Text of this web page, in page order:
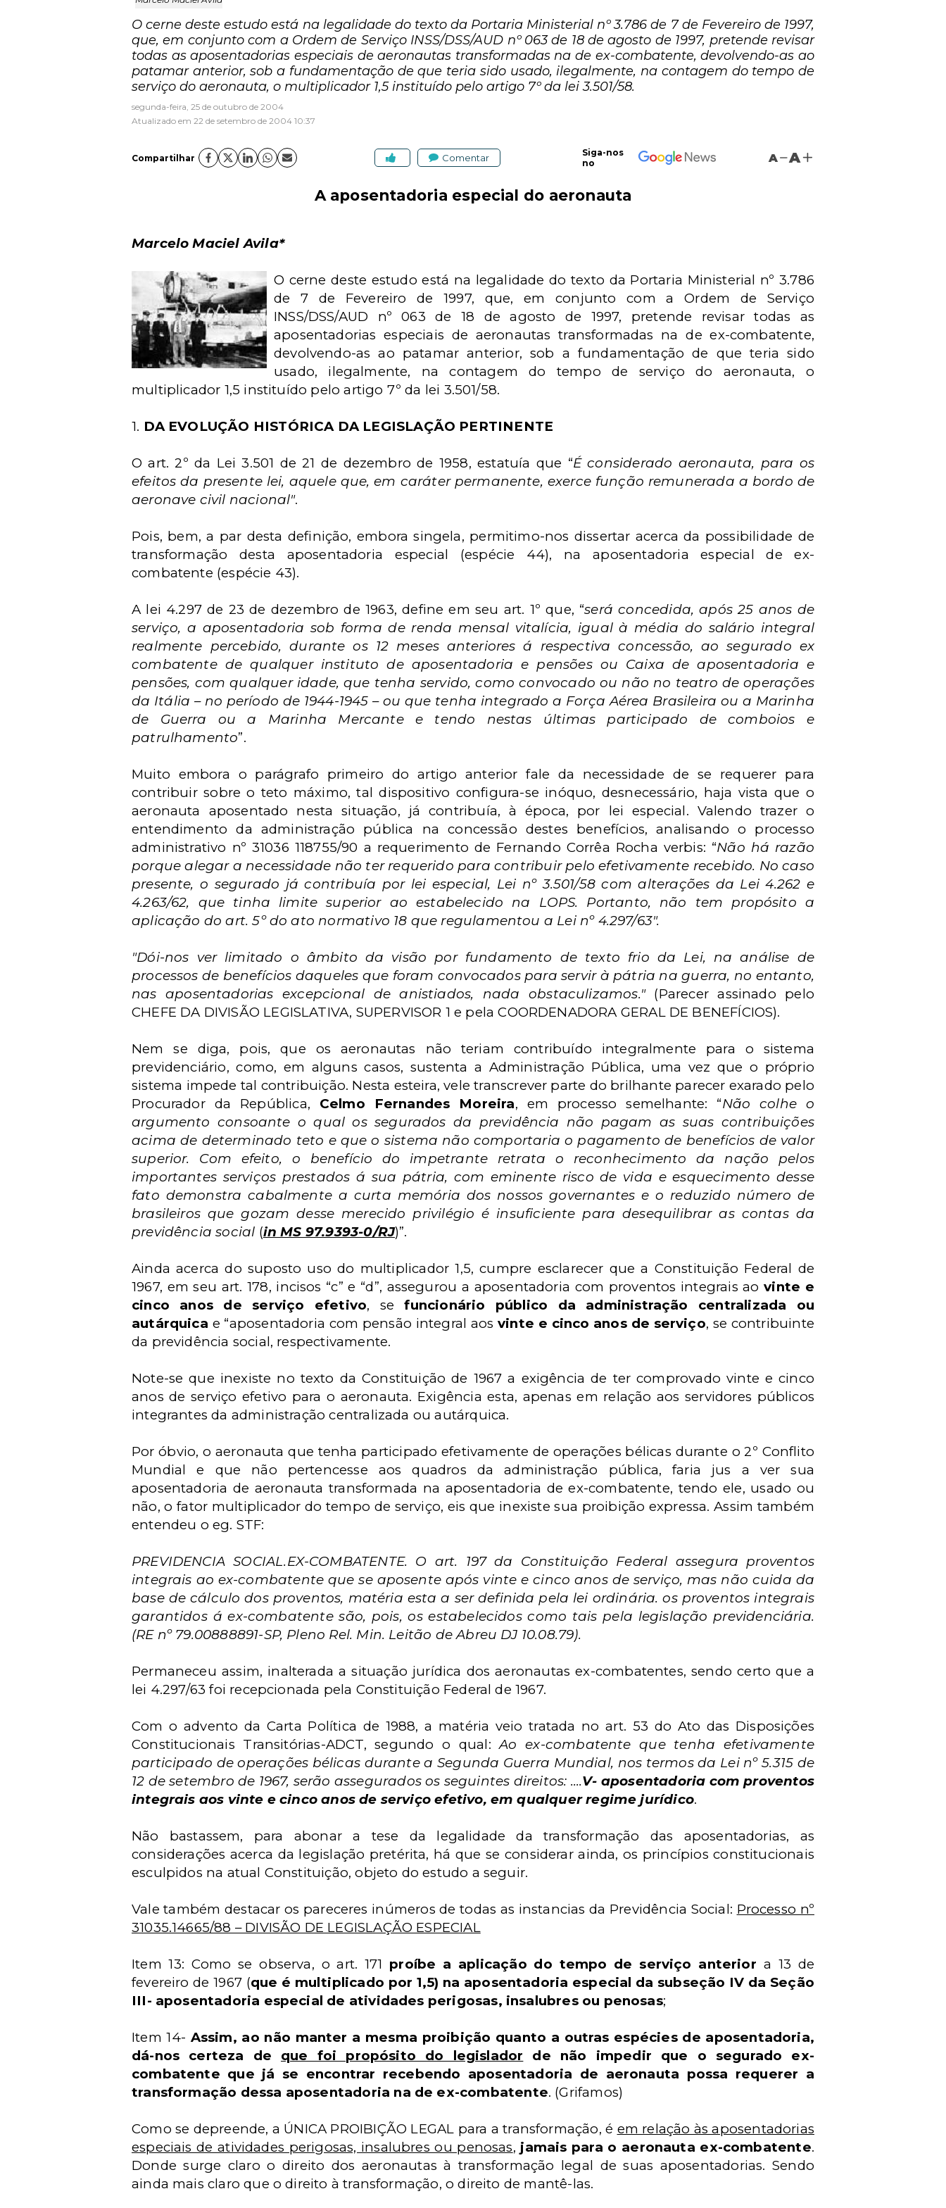
O cerne deste estudo está na legalidade do texto da Portaria Ministerial nº 3.786 de 7 de Fevereiro de 1997,
que, em conjunto com a Ordem de Serviço INSS/DSS/AUD nº 063 de 18 de agosto de 1997, pretende revisar
todas as aposentadorias especiais de aeronautas transformadas na de ex-combatente, devolvendo-as ao
patamar anterior, sob a fundamentação de que teria sido usado, ilegalmente, na contagem do tempo de
serviço do aeronauta, o multiplicador 1,5 instituído pelo artigo 7º da lei 3.501/58.
segunda-feira, 25 de outubro de 2004
Atualizado em 22 de setembro de 2004 10:37
Compartilhar Comentar
Siga-nos
no
A A
A aposentadoria especial do aeronauta
Marcelo Maciel Avila*
O cerne deste estudo está na legalidade do texto da Portaria Ministerial nº 3.786
de 7 de Fevereiro de 1997, que, em conjunto com a Ordem de Serviço
INSS/DSS/AUD nº 063 de 18 de agosto de 1997, pretende revisar todas as
aposentadorias especiais de aeronautas transformadas na de ex-combatente,
devolvendo-as ao patamar anterior, sob a fundamentação de que teria sido
usado, ilegalmente,
na contagem do tempo de serviço do aeronauta, o
multiplicador 1,5 instituído pelo artigo 7º da lei 3.501/58.
1. DA EVOLUÇÃO HISTÓRICA DA LEGISLAÇÃO PERTINENTE
O art. 2º da Lei 3.501 de 21 de dezembro de 1958, estatuía que “É considerado aeronauta, para os
efeitos da presente lei, aquele que, em caráter permanente, exerce função remunerada a bordo de
aeronave civil nacional".
Pois, bem, a par desta definição, embora singela, permitimo-nos dissertar acerca da possibilidade de
transformação desta aposentadoria especial (espécie 44), na aposentadoria especial de ex-
combatente (espécie 43).
A lei 4.297 de 23 de dezembro de 1963, define em seu art. 1º que, “será concedida, após 25 anos de
serviço, a aposentadoria sob forma de renda mensal vitalícia, igual à média do salário integral
realmente percebido, durante os 12 meses anteriores á respectiva concessão, ao segurado ex
combatente de qualquer instituto de aposentadoria e pensões ou Caixa de aposentadoria e
pensões, com qualquer idade, que tenha servido, como convocado ou não no teatro de operações
da Itália – no período de 1944-1945 – ou que tenha integrado a Força Aérea Brasileira ou a Marinha
de Guerra ou a Marinha Mercante e tendo nestas últimas participado de comboios e
patrulhamento”.
Muito embora o parágrafo primeiro do artigo anterior fale da necessidade de se requerer para
contribuir sobre o teto máximo, tal dispositivo configura-se inóquo, desnecessário, haja vista que o
aeronauta aposentado nesta situação, já contribuía, à época, por lei especial. Valendo trazer o
entendimento da administração pública na concessão destes benefícios, analisando o processo
administrativo nº 31036 118755/90 a requerimento de Fernando Corrêa Rocha verbis: “Não há razão
porque alegar a necessidade não ter requerido para contribuir pelo efetivamente recebido. No caso
presente, o segurado já contribuía por lei especial, Lei nº 3.501/58 com alterações da Lei 4.262 e
4.263/62, que tinha limite superior ao estabelecido na LOPS. Portanto, não tem propósito a
aplicação do art. 5º do ato normativo 18 que regulamentou a Lei nº 4.297/63".
"Dói-nos ver limitado o âmbito da visão por fundamento de texto frio da Lei, na análise de
processos de benefícios daqueles que foram convocados para servir à pátria na guerra, no entanto,
nas aposentadorias excepcional de anistiados, nada obstaculizamos."(Parecer assinado pelo
CHEFE DA DIVISÃO LEGISLATIVA, SUPERVISOR 1 e pela COORDENADORA GERAL DE BENEFÍCIOS).
Nem se diga, pois, que os aeronautas não teriam contribuído integralmente para o sistema
previdenciário, como, em alguns casos, sustenta a Administração Pública, uma vez que o próprio
sistema impede tal contribuição. Nesta esteira, vele transcrever parte do brilhante parecer exarado pelo
Procurador da República, Celmo Fernandes Moreira, em processo semelhante: “Não colhe o
argumento consoante o qual os segurados da previdência não pagam as suas contribuições
acima de determinado teto e que o sistema não comportaria o pagamento de benefícios de valor
superior. Com efeito, o benefício do impetrante retrata o reconhecimento da nação pelos
importantes serviços prestados á sua pátria, com eminente risco de vida e esquecimento desse
fato demonstra cabalmente a curta memória dos nossos governantes e o reduzido número de
brasileiros que gozam desse merecido privilégio é insuficiente para desequilibrar as contas da
previdência social (in MS 97.9393-0/RJ)”.
Ainda acerca do suposto uso do multiplicador 1,5, cumpre esclarecer que a Constituição Federal de
1967, em seu art. 178, incisos “c” e “d”, assegurou a aposentadoria com proventos integrais aovinte e
cinco anos de serviço efetivo, sefuncionário público da administração centralizada ou
autárquica e “aposentadoria com pensão integral aosvinte e cinco anos de serviço, se contribuinte
da previdência social, respectivamente.
Note-se que inexiste no texto da Constituição de 1967 a exigência de ter comprovado vinte e cinco
anos de serviço efetivo para o aeronauta. Exigência esta, apenas em relação aos servidores públicos
integrantes da administração centralizada ou autárquica.
Por óbvio, o aeronauta que tenha participado efetivamente de operações bélicas durante o 2º Conflito
Mundial e que não pertencesse
aos quadros da administração pública, faria jus a ver sua
aposentadoria de aeronauta transformada na aposentadoria de ex-combatente, tendo ele, usado ou
não, o fator multiplicador do tempo de serviço, eis que inexiste sua proibição expressa. Assim também
entendeu o eg. STF:
PREVIDENCIA SOCIAL.EX-COMBATENTE. O art. 197 da Constituição Federal assegura proventos
integrais ao ex-combatente que se aposente após vinte e cinco anos de serviço, mas não cuida da
base de cálculo dos proventos, matéria esta a ser definida pela lei ordinária. os proventos integrais
garantidos á ex-combatente são, pois, os estabelecidos como tais pela legislação previdenciária.
(RE nº 79.00888891-SP, Pleno Rel. Min. Leitão de Abreu DJ 10.08.79).
Permaneceu assim, inalterada a situação jurídica dos aeronautas ex-combatentes, sendo certo que a
lei 4.297/63 foi recepcionada pela Constituição Federal de 1967.
Com o advento da Carta Política de 1988, a matéria veio tratada no art. 53 do Ato das Disposições
Constitucionais Transitórias-ADCT, segundo o qual:Ao ex-combatente que tenha efetivamente
participado de operações bélicas durante a Segunda Guerra Mundial, nos termos da Lei nº 5.315 de
12 de setembro de 1967, serão assegurados os seguintes direitos: ....V- aposentadoria com proventos
integrais aos vinte e cinco anos de serviço efetivo, em qualquer regime jurídico.
Não bastassem, para abonar a tese da legalidade da transformação das aposentadorias, as
considerações acerca da legislação pretérita, há que se considerar ainda, os princípios constitucionais
esculpidos na atual Constituição, objeto do estudo a seguir.
Vale também destacar os pareceres inúmeros de todas as instancias da Previdência Social: Processo nº
31035.14665/88 – DIVISÃO DE LEGISLAÇÃO ESPECIAL
Item 13: Como se observa, o art. 171 proíbe a aplicação do tempo de serviço anterior a 13 de
fevereiro de 1967 (que é multiplicado por 1,5) na aposentadoria especial da subseção IV da Seção
III- aposentadoria especial de atividades perigosas, insalubres ou penosas;
Item 14- Assim, ao não manter a mesma proibição quanto a outras espécies de aposentadoria,
dá-nos certeza de que foi propósito do legislador de não impedir que o segurado ex-
combatente que já se encontrar recebendo aposentadoria de aeronauta possa requerer a
transformação dessa aposentadoria na de ex-combatente. (Grifamos)
Como se depreende, a ÚNICA PROIBIÇÃO LEGAL para a transformação, é em relação às aposentadorias
especiais de atividades perigosas, insalubres ou penosas, jamais para o aeronauta ex-combatente.
Donde surge claro o direito dos aeronautas à transformação legal de suas aposentadorias. Sendo
ainda mais claro que o direito à transformação, o direito de mantê-las.